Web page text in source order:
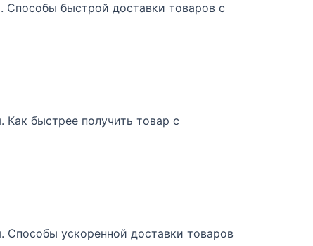
Способы быстрой доставки товаров с
Как быстрее получить товар с
Способы ускоренной доставки товаров